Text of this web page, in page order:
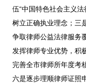
伍“中国特色社会主义
树立正确执业理念；三
争取律师公益法律服务
发挥律师专业优势，积
完善全市律师所年度考
六是逐步理顺律师证照